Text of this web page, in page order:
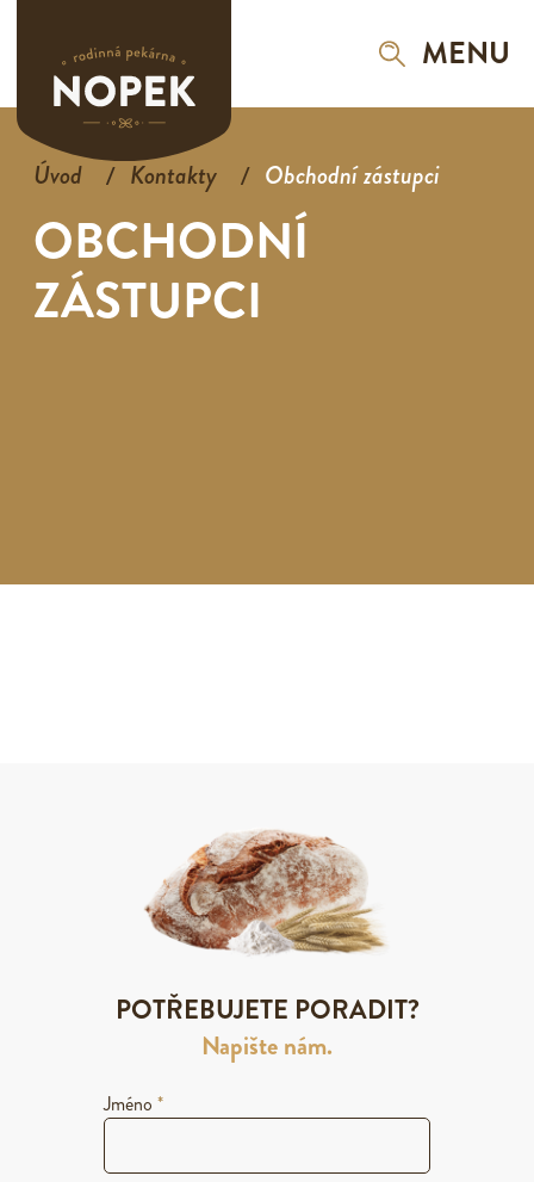
MENU
Úvod Kontakty Obchodní zástupci
OBCHODNÍ
ZÁSTUPCI
POTŘEBUJETE PORADIT?
Napište nám.
Jméno *